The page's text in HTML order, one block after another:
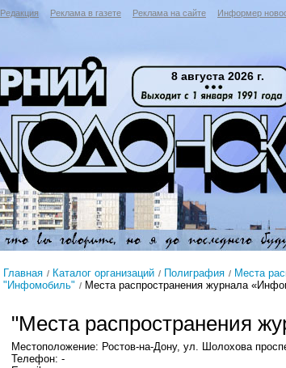
Редакция Реклама в газете Реклама на сайте Информер
8 августа 2026 г.
Главная Каталог организаций Полиграфия
Места
"Инфомобиль"
Места распространения журнала
"Места распространения
Местоположение: Ростов-на-Дону, ул. Шолохова
Телефон: -